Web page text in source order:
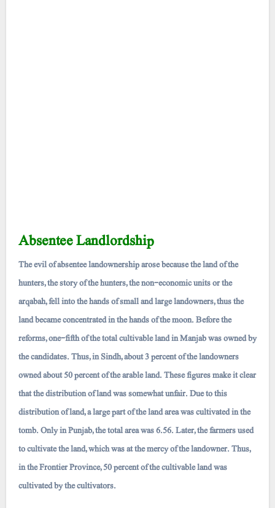
Absentee Landlordship
The evil of absentee landownership arose because the land of the
hunters, the story of the hunters, the non-economic units or the
arqabah, fell into the hands of small and large landowners, thus the
land became concentrated in the hands of the moon. Before the
reforms, one-fifth of the total cultivable land in Manjab was owned by
the candidates. Thus, in Sindh, about 3 percent of the landowners
owned about 50 percent of the arable land. These figures make it clear
that the distribution of land was somewhat unfair. Due to this
distribution of land, a large part of the land area was cultivated in the
tomb. Only in Punjab, the total area was 6.56. Later, the farmers used
to cultivate the land, which was at the mercy of the landowner. Thus,
in the Frontier Province, 50 percent of the cultivable land was
cultivated by the cultivators.